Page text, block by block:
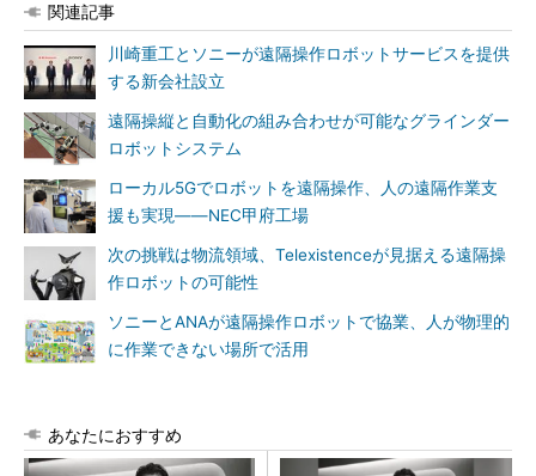
関連記事
川崎重工とソニーが遠隔操作ロボットサービスを提供
する新会社設立
遠隔操縦と自動化の組み合わせが可能なグラインダー
ロボットシステム
ローカル5Gでロボットを遠隔操作、人の遠隔作業支
援も実現――NEC甲府工場
次の挑戦は物流領域、Telexistenceが見据える遠隔操
作ロボットの可能性
ソニーとANAが遠隔操作ロボットで協業、人が物理的
に作業できない場所で活用
あなたにおすすめ